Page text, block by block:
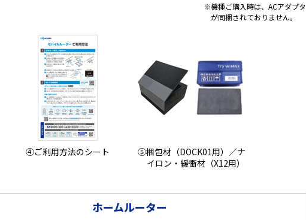
※機種ご購入時は、ACアダプタ
が同梱されておりません。
④ご利用方法のシート
⑤梱包材（DOCK01用）／ナ
イロン・緩衝材（X12用）
ホームルーター